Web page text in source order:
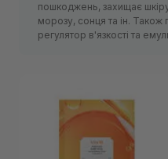
пошкоджень, захищає
морозу, сонця та ін. Також
регулятор в'язкості та